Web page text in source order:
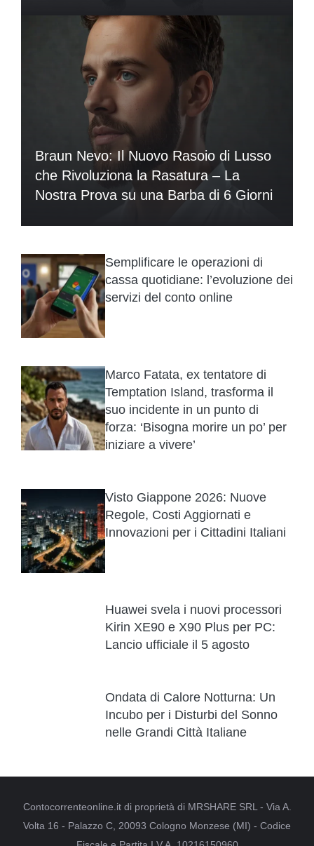
Braun Nevo: Il Nuovo Rasoio di Lusso
che Rivoluziona la Rasatura – La
Nostra Prova su una Barba di 6 Giorni
Semplificare le operazioni di
cassa quotidiane: l’evoluzione dei
servizi del conto online
Marco Fatata, ex tentatore di
Temptation Island, trasforma il
suo incidente in un punto di
forza: ‘Bisogna morire un po’ per
iniziare a vivere’
Visto Giappone 2026: Nuove
Regole, Costi Aggiornati e
Innovazioni per i Cittadini Italiani
Huawei svela i nuovi processori
Kirin XE90 e X90 Plus per PC:
Lancio ufficiale il 5 agosto
Ondata di Calore Notturna: Un
Incubo per i Disturbi del Sonno
nelle Grandi Città Italiane
Contocorrenteonline.it di proprietà di MRSHARE SRL - Via A.
Volta 16 - Palazzo C, 20093 Cologno Monzese (MI) - Codice